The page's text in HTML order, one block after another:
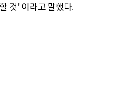
것 "이라고 말했다.